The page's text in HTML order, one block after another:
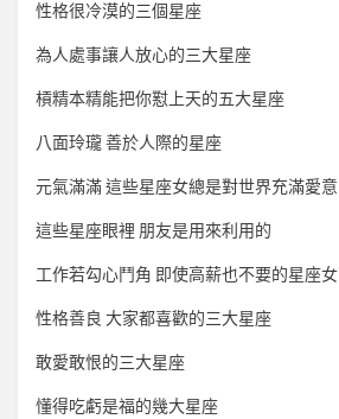
性格很冷漠的三個星座
為人處事讓人放心的三大星座
槓精本精能把你懟上天的五大星座
八面玲瓏 善於人際的星座
元氣滿滿 這些星座女總是對世界充滿愛意
這些星座眼裡 朋友是用來利用的
工作若勾心鬥角 即使高薪也不要的星座女
性格善良 大家都喜歡的三大星座
敢愛敢恨的三大星座
懂得吃虧是福的幾大星座